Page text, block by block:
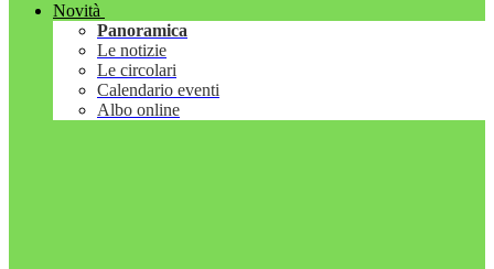
Novità
Panoramica
Le notizie
Le circolari
Calendario eventi
Albo online